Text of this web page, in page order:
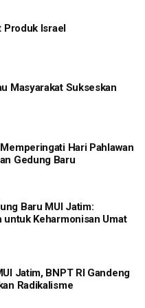
Produk Israel
Masyarakat Sukseskan
Hari Pahlawan
Gedung Baru
Baru MUI Jatim:
untuk Keharmonisan Umat
Jatim, BNPT RI Gandeng
Radikalisme